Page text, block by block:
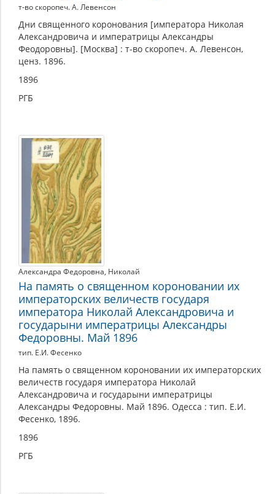
т-во скоропеч. А. Левенсон
Дни священного коронования [императора Николая
Александровича и императрицы Александры
Феодоровны]. [Москва] : т-во скоропеч. А. Левенсон,
ценз. 1896.
1896
РГБ
Александра Федоровна, Николай
На память о священном короновании их
императорских величеств государя
императора Николай Александровича и
государыни императрицы Александры
Федоровны. Май 1896
тип. Е.И. Фесенко
На память о священном короновании их императорских
величеств государя императора Николай
Александровича и государыни императрицы
Александры Федоровны. Май 1896. Одесса : тип. Е.И.
Фесенко, 1896.
1896
РГБ